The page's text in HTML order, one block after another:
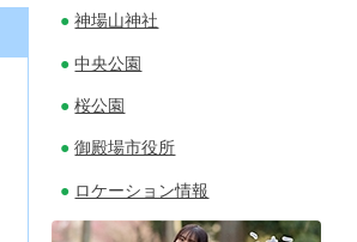
神場山神社
中央公園
桜公園
御殿場市役所
ロケーション情報